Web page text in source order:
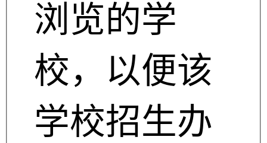
浏览的学
校，以便该
学校招生办